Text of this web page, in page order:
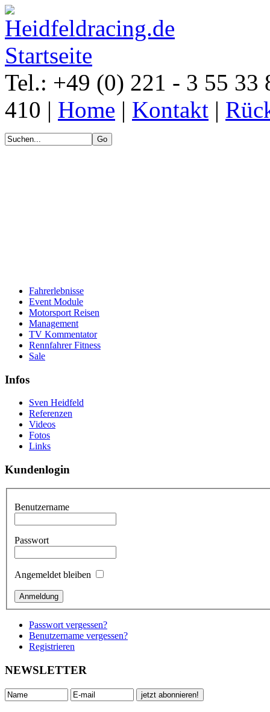
Tel.: +49 (0) 221 - 3 55 33
410 | Home | Kontakt |
Fahrerlebnisse
Event Module
Motorsport Reisen
Management
TV Kommentator
Rennfahrer Fitness
Sale
Infos
Sven Heidfeld
Referenzen
Videos
Fotos
Links
Kundenlogin
Benutzername
Passwort
Angemeldet bleiben
Passwort vergessen?
Benutzername vergessen?
Registrieren
NEWSLETTER